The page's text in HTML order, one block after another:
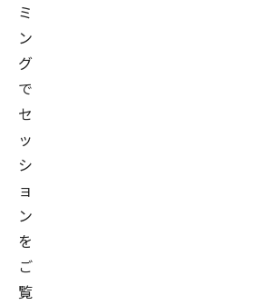
ミ
ン
グ
で
セ
ッ
シ
ョ
ン
を
ご
覧